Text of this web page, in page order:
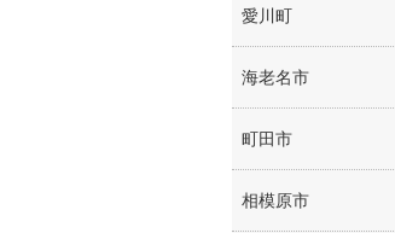
愛川町
海老名市
町田市
相模原市